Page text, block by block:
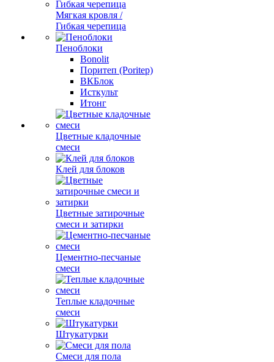
Мягкая кровля /
Гибкая черепица
Пеноблоки
Bonolit
Поритеп (Poritep)
ВКБлок
Исткульт
Итонг
Цветные кладочные
смеси
Клей для блоков
Цветные затирочные
смеси и затирки
Цементно-песчаные
смеси
Теплые кладочные
смеси
Штукатурки
Смеси для пола